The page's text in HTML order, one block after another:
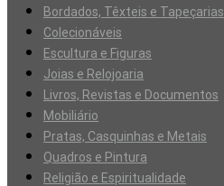
Bordados, Têxteis e Tapeçarias
Colecionáveis
Escultura e Figuras
Joias e Relojoaria
Livros, Revistas e Documentos
Mobiliário
Pratas, Casquinhas e Metais
Quadros e Pintura
Religião e Espiritualidade